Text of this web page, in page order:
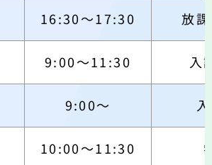
16:30～17:30
放
9:00～11:30
入
9:00～
10:00～11:30